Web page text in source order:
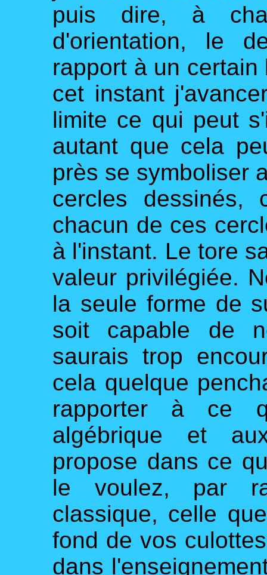
puis dire, à
d'orientation, le
rapport à un
cet instant
limite ce qui peut
autant que cela
près se symboliser
cercles dessinés,
chacun de ces
à l'instant. Le tore
valeur privilégiée.
la seule forme de
soit capable de
saurais trop
cela quelque
rapporter à ce
algébrique et
propose dans ce
le voulez, par
classique, celle
fond de vos
dans